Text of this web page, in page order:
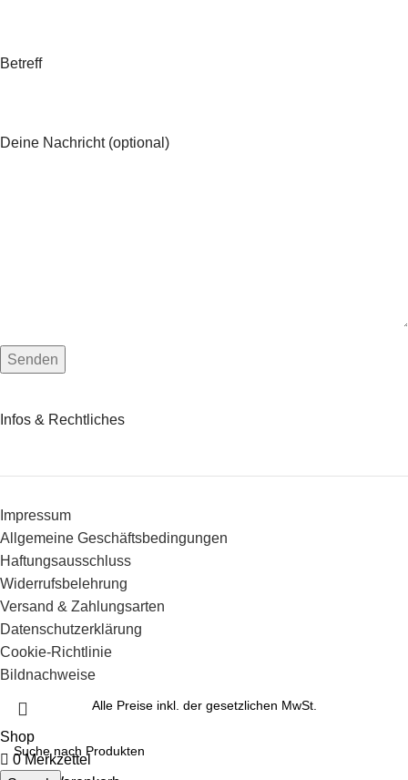
Betreff
Deine Nachricht (optional)
Infos & Rechtliches
Impressum
Allgemeine Geschäftsbedingungen
Haftungsausschluss
Widerrufsbelehrung
Versand & Zahlungsarten
Datenschutzerklärung
Cookie-Richtlinie
Bildnachweise
Alle Preise inkl. der gesetzlichen MwSt.
Shop
0Merkzettel